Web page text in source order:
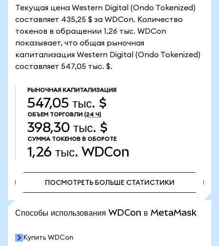
Текущая цена Western Digital (Ondo Tokenized)
составляет 435,25 $ за WDCon. Количество
токенов в обращении 1,26 тыс. WDCon
показывает, что общая рыночная
капитализация Western Digital (Ondo Tokenized)
составляет 547,05 тыс. $.
РЫНОЧНАЯ КАПИТАЛИЗАЦИЯ
547,05 тыс. $
ОБЪЕМ ТОРГОВЛИ (24 Ч)
398,30 тыс. $
СУММА ТОКЕНОВ В ОБОРОТЕ
1,26 тыс. WDCon
ПОСМОТРЕТЬ БОЛЬШЕ СТАТИСТИКИ
Способы использования WDCon в MetaMask
Купить WDCon